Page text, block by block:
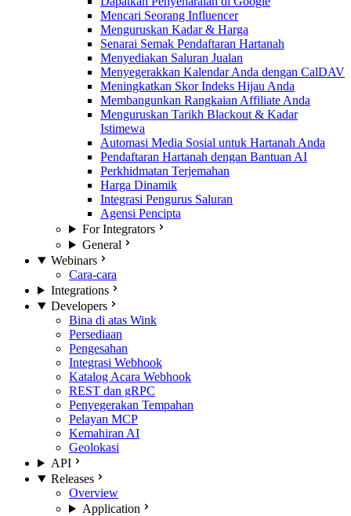
Mencari Seorang Influencer
Menguruskan Kadar & Harga
Senarai Semak Pendaftaran Hartanah
Menyediakan Saluran Jualan
Menyegerakkan Kalendar Anda dengan CalDAV
Meningkatkan Skor Indeks Hijau Anda
Membangunkan Rangkaian Affiliate Anda
Menguruskan Tarikh Blackout & Kadar
Istimewa
Automasi Media Sosial untuk Hartanah Anda
Pendaftaran Hartanah dengan Bantuan AI
Perkhidmatan Terjemahan
Harga Dinamik
Integrasi Pengurus Saluran
Agensi Pencipta
For Integrators
General
Webinars
Cara-cara
Integrations
Developers
Bina di atas Wink
Persediaan
Pengesahan
Integrasi Webhook
Katalog Acara Webhook
REST dan gRPC
Penyegerakan Tempahan
Pelayan MCP
Kemahiran AI
Geolokasi
API
Releases
Overview
Application